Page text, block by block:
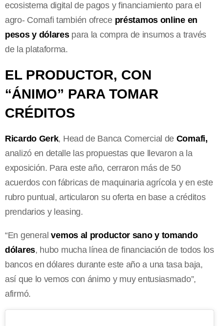
ecosistema digital de pagos y financiamiento para el
agro- Comafi también ofrece préstamos online en
pesos y dólarespara la compra de insumos a través
de la plataforma.
EL PRODUCTOR, CON
“ÁNIMO” PARA TOMAR
CRÉDITOS
Ricardo Gerk, Head de Banca Comercial de Comafi,
analizó en detalle las propuestas que llevaron a la
exposición. Para este año, cerraron más de 50
acuerdos con fábricas de maquinaria agrícola y en este
rubro puntual, articularon su oferta en base a créditos
prendarios y leasing.
“En generalvemos al productor sano y tomando
dólares, hubo mucha línea de financiación de todos los
bancos en dólares durante este año a una tasa baja,
así que lo vemos con ánimo y muy entusiasmado”,
afirmó.